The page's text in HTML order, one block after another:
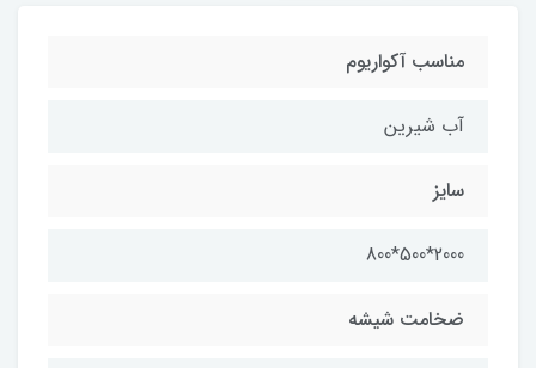
مناسب آکواریوم
آب شیرین
سایز
2000*500*800
ضخامت شیشه